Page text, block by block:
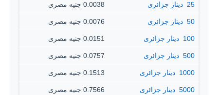
25 ‏ دينار جزائرى 0.0038 جنيه مصرى
50 ‏ دينار جزائرى 0.0076 جنيه مصرى
100 ‏ دينار جزائرى 0.0151 جنيه مصرى
500 ‏ دينار جزائرى 0.0757 جنيه مصرى
1000 ‏ دينار جزائرى 0.1513 جنيه مصرى
5000 ‏ دينار جزائرى 0.7566 جنيه مصرى